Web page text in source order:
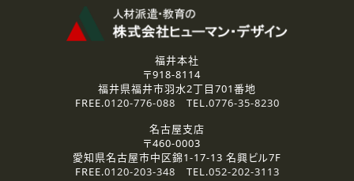
その他、お問い合わせの内容に回答するために利用いたし
なお、ご連絡手段は、電話・Ｅメールのいずれかの方法とい
2.個人情報の第三者提供
ご提供いただいた個人情報は、法令等の規定に従う場合を除き、
3.個人情報の取り扱いの委託
弊社の定める個人情報保護の評価基準を満たした委託先に、個
人情報を委託する場合があります。
福井本社
〒918-8114
福井県福井市羽水2丁目701番地
FREE.0120-776-088 TEL.0776-35-8230
名古屋支店
〒460-0003
愛知県名古屋市中区錦1-17-13 名興ビル7F
FREE.0120-203-348 TEL.052-202-3113